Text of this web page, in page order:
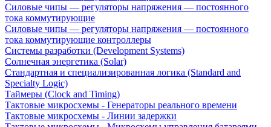
Силовые чипы — регуляторы напряжения — постоянного
тока коммутирующие
Силовые чипы — регуляторы напряжения — постоянного
тока коммутирующие контроллеры
Системы разработки (Development Systems)
Солнечная энергетика (Solar)
Стандартная и специализированная логика (Standard and
Specialty Logic)
Таймеры (Clock and Timing)
Тактовые микросхемы - Генераторы реального времени
Тактовые микросхемы - Линии задержки